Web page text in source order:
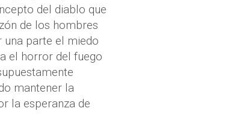
del diablo que
de los hombres
parte el miedo
el horror del fuego
mantener la
la esperanza de